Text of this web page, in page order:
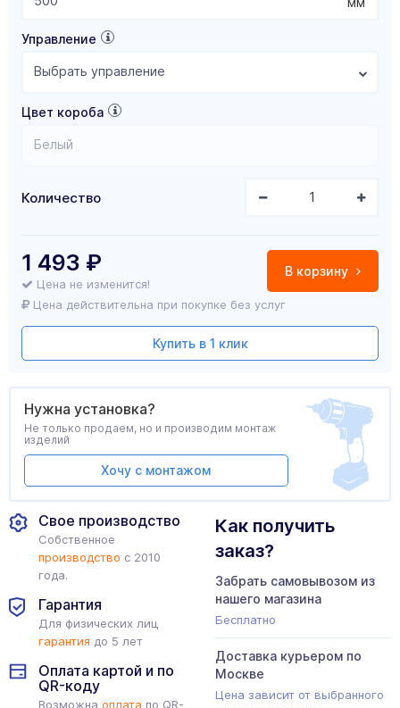
Управление
Выбрать управление
Цвет короба
Белый
Количество
В корзину
1 493 ₽
Цена не изменится!
Цена действительна при покупке без услуг
Купить в 1 клик
Свое производство
Собственное
производство с 2010
года.
Гарантия
Для физических лиц
гарантия до 5 лет
Оплата картой и по
QR-коду
Возможна оплата по QR-
Как получить
заказ?
Забрать самовывозом из
нашего магазина
Бесплатно
Доставка курьером по
Москве
Цена зависит от выбранного
Нужна установка?
Не только продаем, но и производим монтаж
изделий
Хочу с монтажом